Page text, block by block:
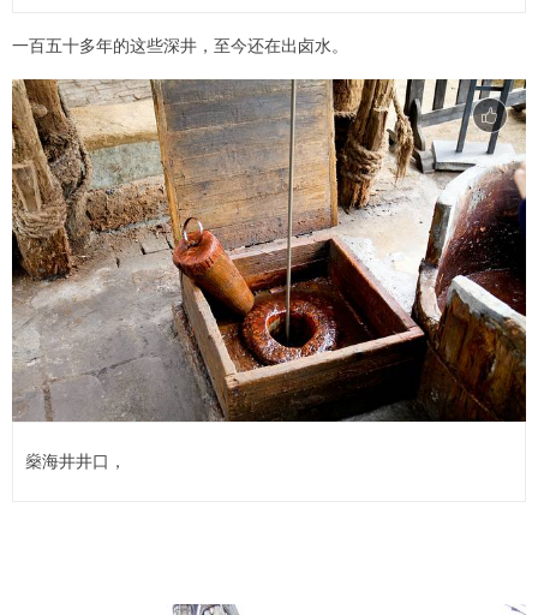
一百五十多年的这些深井，至今还在出卤水。
燊海井井口，